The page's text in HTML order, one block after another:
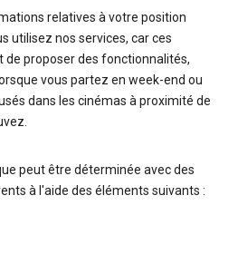
relatives à votre position
utilisez nos services, car ces
proposer des fonctionnalités,
vous partez en week-end ou
dans les cinémas à proximité de
peut être déterminée avec des
à l'aide des éléments suivants :